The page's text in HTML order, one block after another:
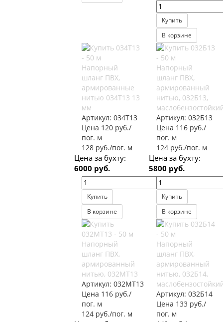
Купить
В корзине
Напорный
шланг ПВХ,
армированные
нитью 034Т13 13
мм
Артикул:034Т13
Цена 120 руб./
пог. м
128 руб./пог. м
Цена за бухту:
6000 руб.
Купить
В корзине
Напорный
шланг ПВХ,
армированный
нитью, 032Б13,
Артикул: 032Б13
Цена 116 руб./
пог. м
124 руб./пог. м
Цена за бухту:
5800 руб.
Купить
В корзине
Напорный
шланг ПВХ,
армированный
нитью, 032МТ13
Артикул:032МТ13
Цена 116 руб./
пог. м
124 руб./пог. м
Напорный
шланг ПВХ,
армированный
нитью, 032Б14,
Артикул: 032Б14
Цена 133 руб./
пог. м